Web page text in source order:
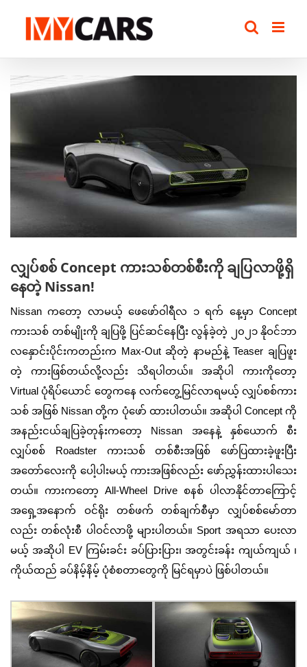
View
လျှပ်စစ် Concept ကားသစ်တစ်စီးကို ချပြလာဖို့ရှိ
နေတဲ့ Nissan!
Nissanကတော့ လာမယ့် ဖေဖော်ဝါရီလ ၁ ရက် နေ့မှာConcept
ကားသစ် တစ်မျိုးကို ချပြဖို့ ပြင်ဆင်နေပြီး လွန်ခဲ့တဲ့ ၂၀၂၁ နိုဝင်ဘာ
‌လနှောင်းပိုင်းကတည်းက Max-Out ဆိုတဲ့ နာမည်နဲ့Teaser ချပြဖူး
တဲ့ ကားဖြစ်တယ်လို့လည်း သိရပါတယ်။ အဆိုပါ ကားကိုတော့
Virtualပုံရိပ်ယောင် တွေကနေ လက်တွေ့မြင်လာရမယ့် လျှပ်စစ်ကား
သစ် အဖြစ် Nissanတို့က ပုံဖော် ထားပါတယ်။ အဆိုပါ Concept ကို
အနည်းငယ်ချပြခဲ့တုန်းကတော့ Nissan အနေနဲ့ နှစ်ယောက် စီး
လျှပ်စစ် Roadster ကားသစ် တစ်စီးအဖြစ် ဖော်ပြထားခဲ့ဖူးပြီး
အတော်လေးကို ပေါ့ပါးမယ့် ကားအဖြစ်လည်း ဖော်ညွှန်းထားပါသေး
တယ်။ ကားကတော့ All-Wheel Drive စနစ် ပါလာနိုင်တာကြောင့်
အရှေ့အနောက် ဝင်ရိုး တစ်ဖက် တစ်ချက်စီမှာ လျှပ်စစ်မော်တာ
လည်း တစ်လုံးစီ ပါဝင်လာဖို့ များပါတယ်။ Sport အရသာ ပေးလာ
မယ့် အဆိုပါ EV ကြမ်းခင်း ခပ်ပြားပြား၊ အတွင်းခန်း ကျယ်ကျယ် ၊
ကိုယ်ထည် ခပ်နိမ့်နိမ့် ပုံစံစတာတွေကို မြင်ရမှာပဲ ဖြစ်ပါတယ်။